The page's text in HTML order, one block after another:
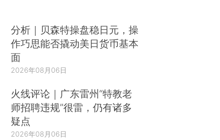
分析｜贝森特操盘稳日元，操
作巧思能否撬动美日货币基本
面
2026年08月06日
火线评论｜广东雷州“特教老
师招聘违规”很雷，仍有诸多
疑点
2026年08月06日